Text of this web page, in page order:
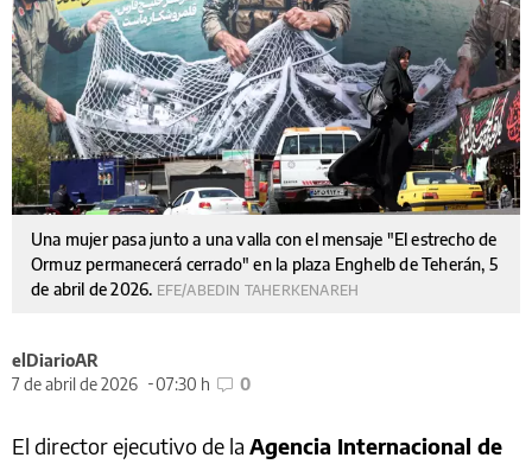
Una mujer pasa junto a una valla con el mensaje "El estrecho de
Ormuz permanecerá cerrado" en la plaza Enghelb de Teherán, 5
de abril de 2026. EFE/ABEDIN TAHERKENAREH
elDiarioAR
7 de abril de 2026
07:30 h 0
El director ejecutivo de la Agencia Internacional de